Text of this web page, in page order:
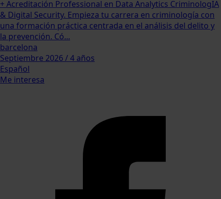
+ Acreditación Professional en Data Analytics CriminologIA
& Digital Security. Empieza tu carrera en criminología con
una formación práctica centrada en el análisis del delito y
la prevención. Có...
barcelona
Septiembre 2026 / 4 años
Español
Me interesa